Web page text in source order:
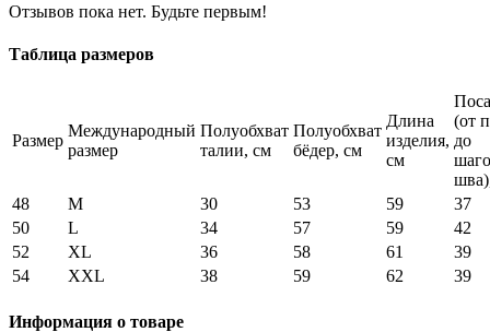
Отзывов пока нет. Будьте первым!
Таблица размеров
Размер
Международный
размер
Полуобхват
талии, см
Полуобхват
бёдер, см
Длина
изделия,
см
(от
до
48
M 30 53 59
37
50
L 34 57 59
42
52
XL 36 58 61
39
54
XXL 38 59 62 39
Информация о товаре